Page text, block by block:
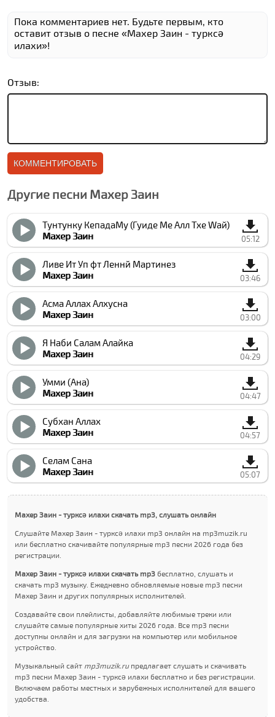
Пока комментариев нет. Будьте первым, кто
оставит отзыв о песне «Махер Заин - туркcə
илахи»!
Отзыв:
Другие песни Махер Заин
Тунтунку КепадаМу (Гуиде Ме Алл Тхе Wай)
Махер Заин
05:12
Ливе Ит Уп фт Леннй Мартинез
Махер Заин
03:46
Асма Аллах Алхусна
Махер Заин
03:00
Я Наби Салам Алайка
Махер Заин
04:29
Умми (Ана)
Махер Заин
04:47
Субхан Аллах
Махер Заин
04:57
Селам Сана
Махер Заин
05:07
Махер Заин - туркcə илахи скачать mp3, слушать онлайн
Слушайте Махер Заин - туркcə илахи mp3 онлайн на mp3muzik.ru
или бесплатно скачивайте популярные mp3 песни 2026 года без
регистрации.
Махер Заин - туркcə илахи скачать mp3 бесплатно, слушать и
скачать mp3 музыку. Ежедневно обновляемые новые mp3 песни
Махер Заин и других популярных исполнителей.
Создавайте свои плейлисты, добавляйте любимые треки или
слушайте самые популярные хиты 2026 года. Все mp3 песни
доступны онлайн и для загрузки на компьютер или мобильное
устройство.
Музыкальный сайт mp3muzik.ruпредлагает слушать и скачивать
mp3 песни Махер Заин - туркcə илахи бесплатно и без регистрации.
Включаем работы местных и зарубежных исполнителей для вашего
удобства.